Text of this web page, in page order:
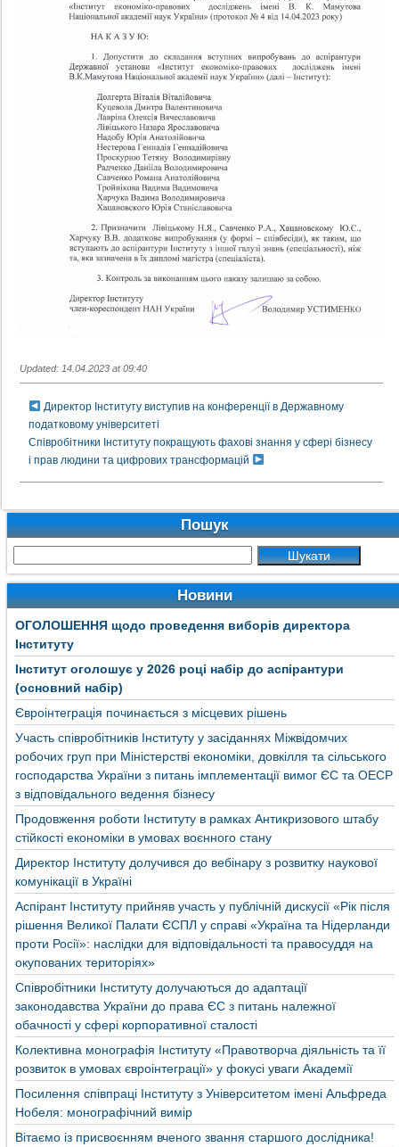
Updated: 14.04.2023 at 09:40
Директор Інституту виступив на конференції в Державному
податковому університеті
Співробітники Інституту покращують фахові знання у сфері бізнесу
і прав людини та цифрових трансформацій
Пошук
Новини
ОГОЛОШЕННЯ щодо проведення виборів директора
Інституту
Інститут оголошує у 2026 році набір до аспірантури
(основний набір)
Євроінтеграція починається з місцевих рішень
Участь співробітників Інституту у засіданнях Міжвідомчих
робочих груп при Міністерстві економіки, довкілля та сільського
господарства України з питань імплементації вимог ЄС та ОЕСР
з відповідального ведення бізнесу
Продовження роботи Інституту в рамках Антикризового штабу
стійкості економіки в умовах воєнного стану
Директор Інституту долучився до вебінару з розвитку наукової
комунікації в Україні
Аспірант Інституту прийняв участь у публічній дискусії «Рік після
рішення Великої Палати ЄСПЛ у справі «Україна та Нідерланди
проти Росії»: наслідки для відповідальності та правосуддя на
окупованих територіях»
Співробітники Інституту долучаються до адаптації
законодавства України до права ЄС з питань належної
обачності у сфері корпоративної сталості
Колективна монографія Інституту «Правотворча діяльність та її
розвиток в умовах євроінтеграції» у фокусі уваги Академії
Посилення співпраці Інституту з Університетом імені Альфреда
Нобеля: монографічний вимір
Вітаємо із присвоєнням вченого звання старшого дослідника!